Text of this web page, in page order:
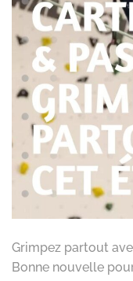
Grimpez partout
Bonne nouvelle